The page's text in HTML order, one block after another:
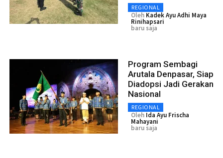
REGIONAL
Oleh Kadek Ayu Adhi Maya
Rinihapsari
baru saja
Program Sembagi
Arutala Denpasar, Siap
Diadopsi Jadi Gerakan
Nasional
REGIONAL
Oleh Ida Ayu Frischa
Mahayani
baru saja